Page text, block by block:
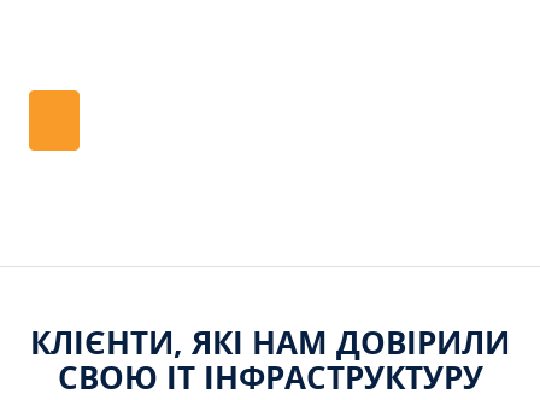
КЛІЄНТИ, ЯКІ НАМ ДОВІРИЛИ
СВОЮ ІТ ІНФРАСТРУКТУРУ